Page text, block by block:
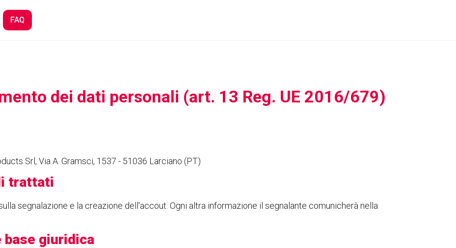
FAQ
dei dati personali (art. 13 Reg. UE 2016/679)
Srl, Via A. Gramsci, 1537 - 51036 Larciano (PT)
trattati
segnalazione e la creazione dell'accout. Ogni altra informazione il segnalante comunicherà nella
giuridica